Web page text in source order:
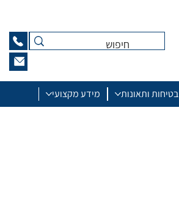
בטיחות ותאונות מידע מקצועי